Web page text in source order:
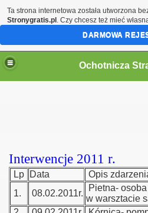
Interwencje 2011 r.
Lp Data
Opis
1.
08.02.2011r.
Pietna-
w warsztacie
Ta strona internetowa została utworzona
Stronygratis.pl . Czy chcesz też mieć
DARMOWA